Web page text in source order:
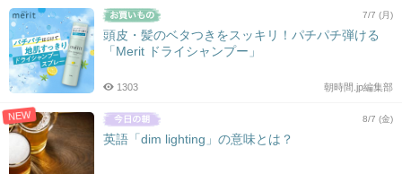
7/7 (月)
頭皮・髪のベタつきをスッキリ！パチパチ弾ける
「Merit ドライシャンプー」
朝時間.jp編集部
1303
NEW 8/7 (金)
英語「dim lighting」の意味とは？